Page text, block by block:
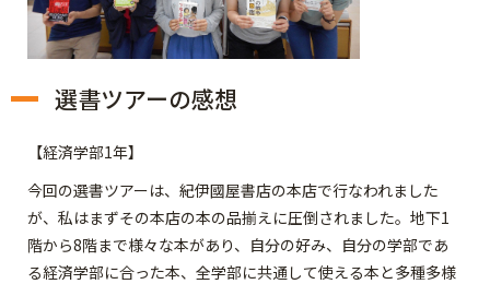
選書ツアーの感想
【経済学部1年】
今回の選書ツアーは、紀伊國屋書店の本店で行なわれました
が、私はまずその本店の本の品揃えに圧倒されました。地下1
階から8階まで様々な本があり、自分の好み、自分の学部であ
る経済学部に合った本、全学部に共通して使える本と多種多様